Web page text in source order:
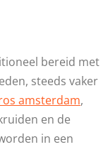
bereid met
steeds vaker
amsterdam,
en de
in een